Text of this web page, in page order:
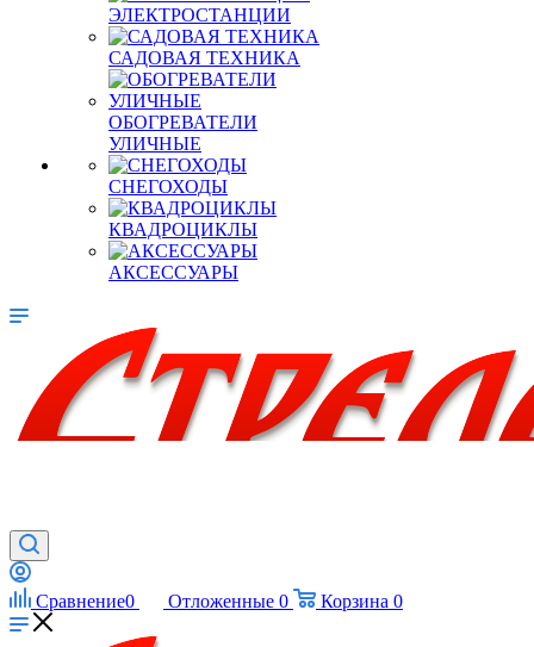
ЭЛЕКТРОСТАНЦИИ
САДОВАЯ ТЕХНИКА
ОБОГРЕВАТЕЛИ
УЛИЧНЫЕ
СНЕГОХОДЫ
КВАДРОЦИКЛЫ
АКСЕССУАРЫ
Сравнение0 Отложенные 0 Корзина 0